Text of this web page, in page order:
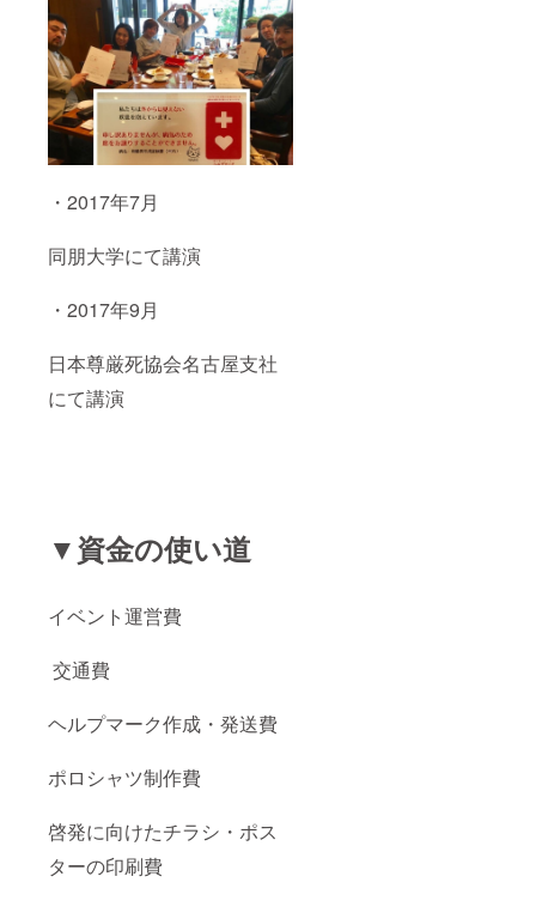
・2017年7月
同朋大学にて講演
・2017年9月
日本尊厳死協会名古屋支社
にて講演
▼資金の使い道
イベント運営費
交通費
ヘルプマーク作成・発送費
ポロシャツ制作費
啓発に向けたチラシ・ポス
ターの印刷費